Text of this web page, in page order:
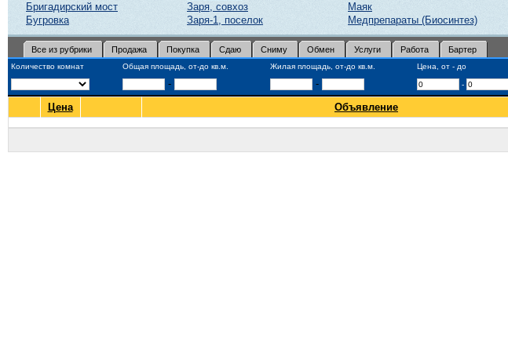
Бригадирский мост
Бугровка
Заря, совхоз
Заря-1, поселок
Маяк
Медпрепараты (Биосинтез)
Все из рубрики Продажа Покупка Сдаю Сниму Обмен Услуги Работа Бартер
Количество комнат Общая площадь, от-до кв.м. Жилая площадь, от-до кв.м. Цена, от - до
- - -
Цена Объявление